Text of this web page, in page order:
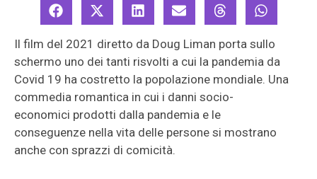
Il film del 2021 diretto da Doug Liman porta sullo
schermo uno dei tanti risvolti a cui la pandemia da
Covid 19 ha costretto la popolazione mondiale. Una
commedia romantica in cui i danni socio-
economici prodotti dalla pandemia e le
conseguenze nella vita delle persone si mostrano
anche con sprazzi di comicità.